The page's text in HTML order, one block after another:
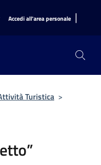
Accedi all'area personale |
Turistica >